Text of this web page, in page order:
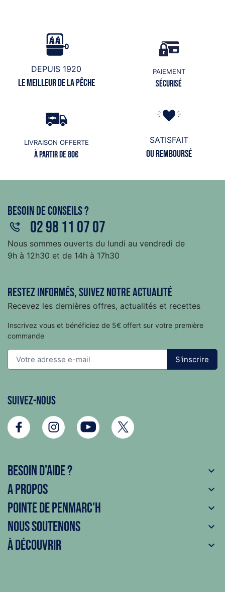
DEPUIS 1920
Le meilleur de la pêche
PAIEMENT
Sécurisé
LIVRAISON OFFERTE
à partir de 80€
SATISFAIT
ou remboursé
Besoin de conseils ?
02 98 11 07 07
Nous sommes ouverts du lundi au vendredi de
9h à 12h30 et de 14h à 17h30
Restez informés, suivez notre actualité
Recevez les dernières offres, actualités et recettes
Inscrivez vous et bénéficiez de 5€ offert sur votre première
commande
S'inscrire
Suivez-nous
Besoin d'aide ? 
A propos 
Pointe de Penmarc'h 
Nous soutenons 
À découvrir 